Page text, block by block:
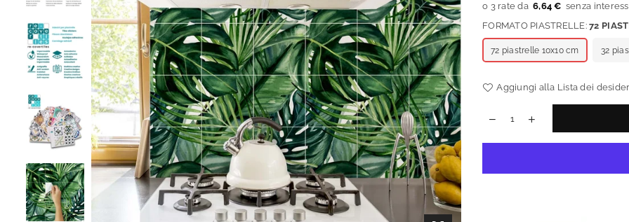
6,64 €
FORMATO PIASTRELLE:72
72 piastrelle 10x10 cm 32
Aggiungi alla Lista dei